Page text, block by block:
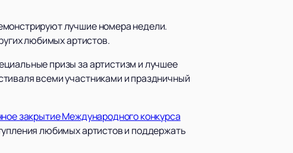
лучшие номера недели.
любимых артистов.
призы за артистизм и лучшее
всеми участниками и праздничный
закрытие Международного конкурса
любимых артистов и поддержать